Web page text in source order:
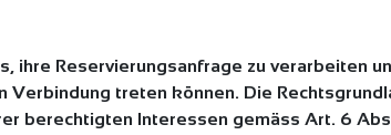
ihre Reservierungsanfrage zu verarbeiten
Verbindung treten können. Die
berechtigten Interessen gemäss Art. 6